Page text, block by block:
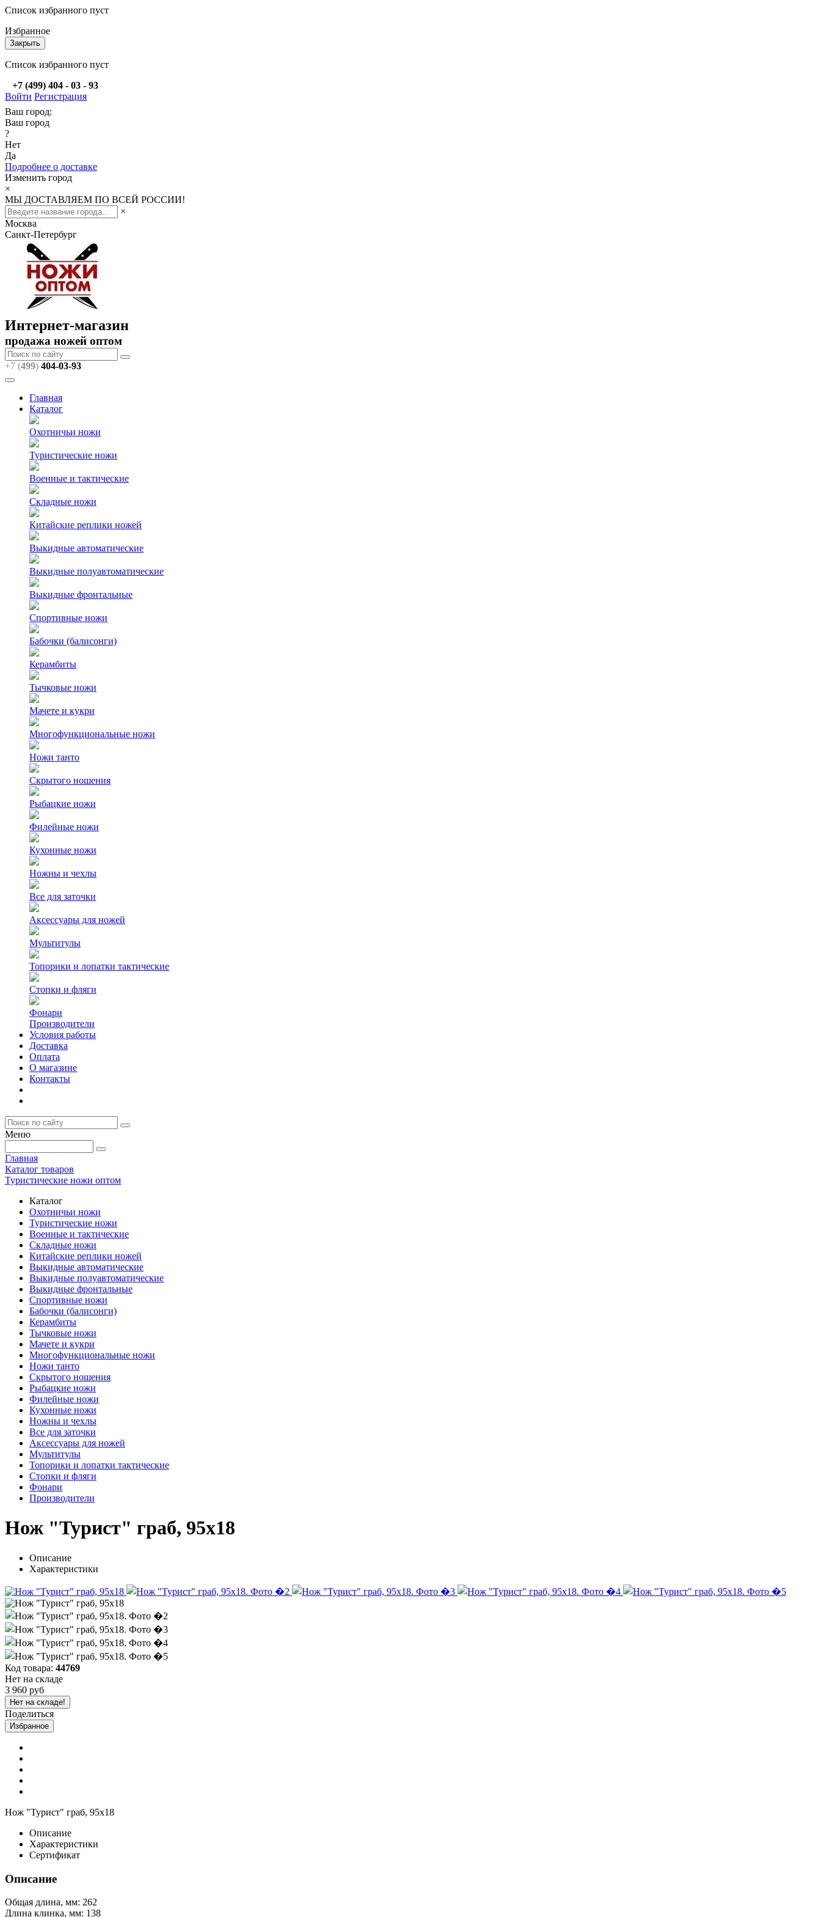
Список избранного пуст
Избранное
Закрыть
Список избранного пуст
+7 (499) 404 - 03 - 93
Войти Регистрация
Ваш город:
Ваш город
?
Нет
Да
Подробнее о доставке
Изменить город
×
МЫ ДОСТАВЛЯЕМ ПО ВСЕЙ РОССИИ!
×
Москва
Санкт-Петербург
Интернет-магазин
продажа ножей оптом
+7 (499) 404-03-93
Главная
Каталог
Охотничьи ножи
Туристические ножи
Военные и тактические
Складные ножи
Китайские реплики ножей
Выкидные автоматические
Выкидные полуавтоматические
Выкидные фронтальные
Спортивные ножи
Бабочки (балисонги)
Керамбиты
Тычковые ножи
Мачете и кукри
Многофункциональные ножи
Ножи танто
Скрытого ношения
Рыбацкие ножи
Филейные ножи
Кухонные ножи
Ножны и чехлы
Все для заточки
Аксессуары для ножей
Мультитулы
Топорики и лопатки тактические
Стопки и фляги
Фонари
Производители
Условия работы
Доставка
Оплата
О магазине
Контакты
Меню
Главная
Каталог товаров
Туристические ножи оптом
Каталог
Охотничьи ножи
Туристические ножи
Военные и тактические
Складные ножи
Китайские реплики ножей
Выкидные автоматические
Выкидные полуавтоматические
Выкидные фронтальные
Спортивные ножи
Бабочки (балисонги)
Керамбиты
Тычковые ножи
Мачете и кукри
Многофункциональные ножи
Ножи танто
Скрытого ношения
Рыбацкие ножи
Филейные ножи
Кухонные ножи
Ножны и чехлы
Все для заточки
Аксессуары для ножей
Мультитулы
Топорики и лопатки тактические
Стопки и фляги
Фонари
Производители
Нож "Турист" граб, 95х18
Описание
Характеристики
Код товара: 44769
Нет на складе
3 960 руб
Нет на складе!
Поделиться
Избранное
Нож "Турист" граб, 95х18
Описание
Характеристики
Сертификат
Описание
Общая длина, мм: 262
Длина клинка, мм: 138